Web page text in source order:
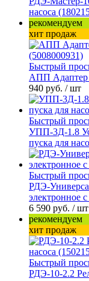
насоса
рекомендуем
хит продаж
Быстрый
АПП Адаптер
940 руб. / шт
Быстрый
УПП-3Д-1.8
пуска для
Быстрый
РДЭ-
электронное
6 590 руб. / шт
рекомендуем
хит продаж
Быстрый
РДЭ-10-2.2